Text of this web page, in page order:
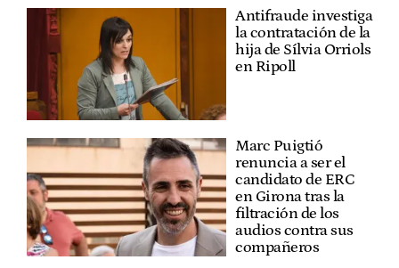
Antifraude investiga
la contratación de la
hija de Sílvia Orriols
en Ripoll
Marc Puigtió
renuncia a ser el
candidato de ERC
en Girona tras la
filtración de los
audios contra sus
compañeros